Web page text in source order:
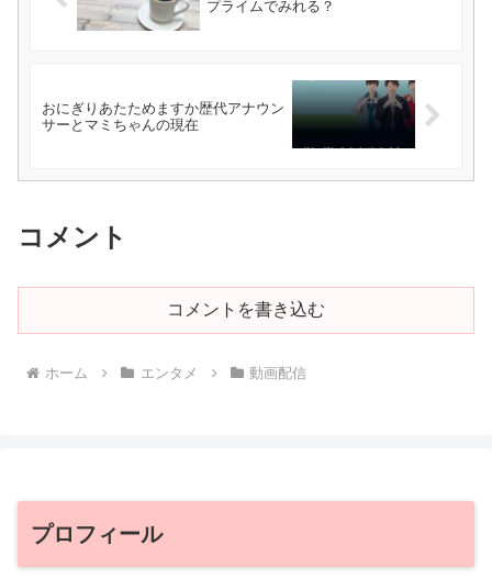
プライムでみれる？
おにぎりあたためますか歴代アナウン
サーとマミちゃんの現在
コメント
コメントを書き込む
ホーム エンタメ 動画配信
プロフィール